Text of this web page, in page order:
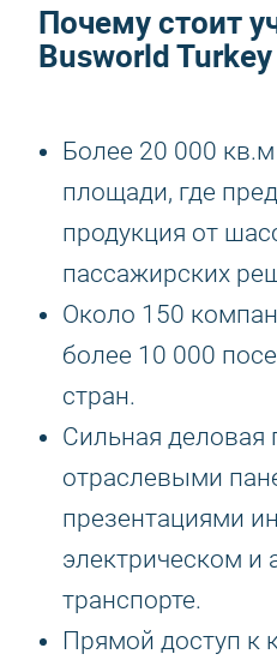
Почему стоит
Busworld Turkey
Более 20 000
площади, где
продукция от
пассажирских
Около 150
более 10 000
стран.
Сильная деловая
отраслевыми
презентациями
электрическом и
транспорте.
Прямой доступ к